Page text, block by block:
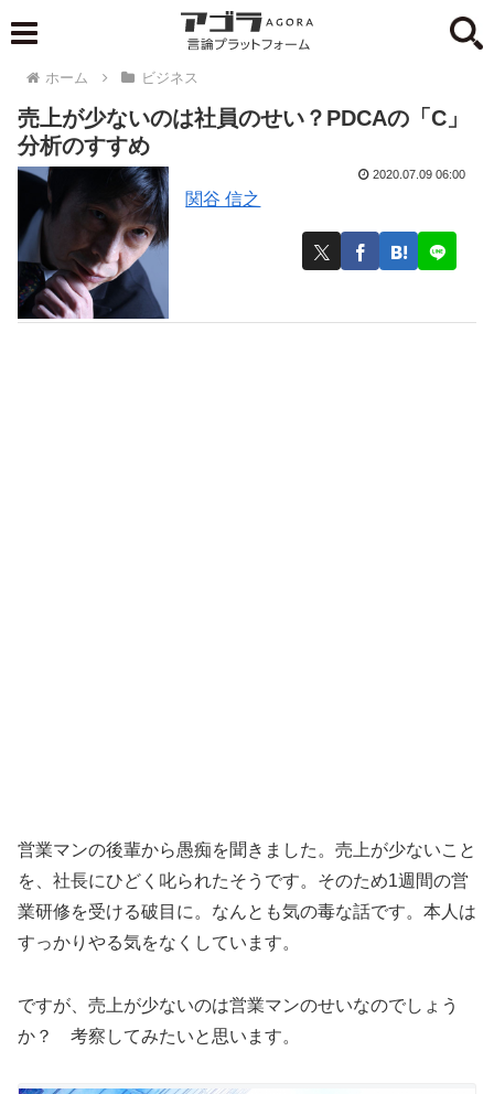
ホーム ビジネス
売上が少ないのは社員のせい？PDCAの「C」
分析のすすめ
関谷 信之
2020.07.09 06:00
営業マンの後輩から愚痴を聞きました。売上が少ないこと
を、社長にひどく叱られたそうです。そのため1週間の営
業研修を受ける破目に。なんとも気の毒な話です。本人は
すっかりやる気をなくしています。
ですが、売上が少ないのは営業マンのせいなのでしょう
か？ 考察してみたいと思います。